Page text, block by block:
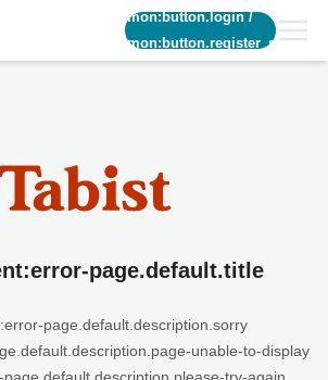
common:button.login/
common:button.register_short
page.default.title
page.default.description.sorry
unable-to-display